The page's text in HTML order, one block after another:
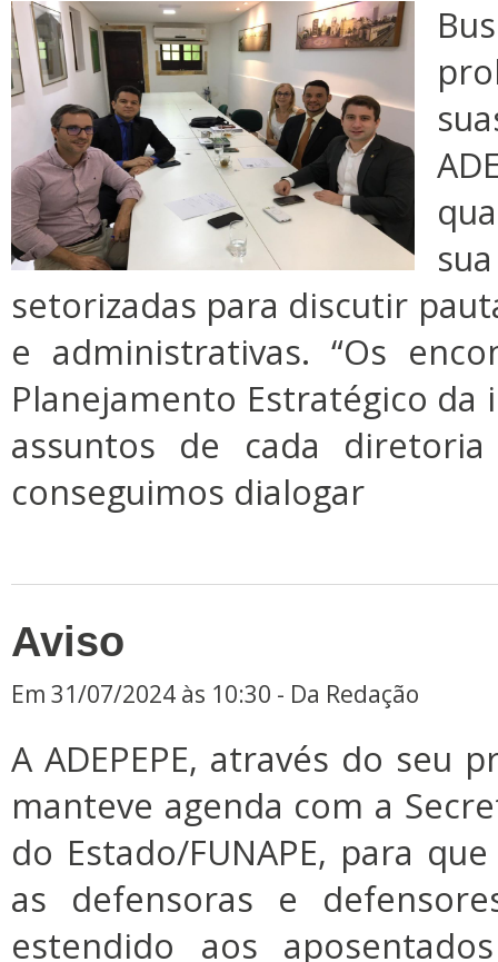
setorizadas para discutir
e administrativas. “Os
Planejamento Estratégico
assuntos de cada
conseguimos dialogar
Aviso
Em 31/07/2024 às 10:30 - Da Redação
A ADEPEPE, através do seu
manteve agenda com a
do Estado/FUNAPE, para
as defensoras e
estendido aos